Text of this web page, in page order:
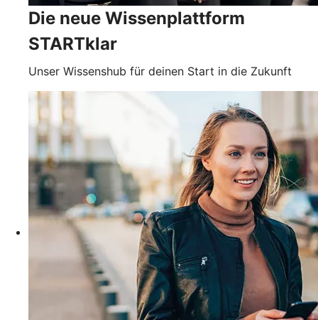
Die neue Wissenplattform
STARTklar
Unser Wissenshub für deinen Start in die Zukunft